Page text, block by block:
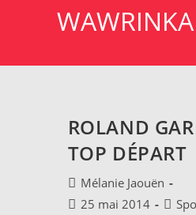
WAWRINKA
ROLAND
TOP DÉPART
Auteur/autrice
de
Mélanie Jaouën
Publication
25 mai 2014
Post